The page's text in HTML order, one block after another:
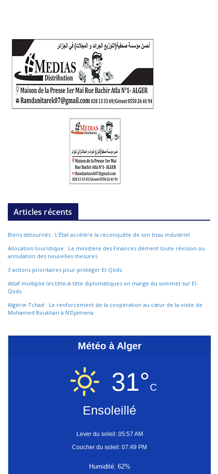
Articles récents
Biens détournés : L’État accélère la reconquête de son tissu industriel
Allocation touristique : Le ministère des Finances dément toute révision ou
annulation des nouvelles mesures
3 actions prioritaires pour protéger El-Qods
Attaf multiplie les tête-à-tête diplomatiques en marge du sommet sur El-
Qods
Algérie-Tchad : Le renforcement de la coopération au cœur de la visite de
Mohamed Boukhari à N’Djamena
Météo à Alger
31°C
Ensoleillé
Lever du soleil: 05:57 AM
Coucher du soleil: 07:49 PM
Humidité: 62%